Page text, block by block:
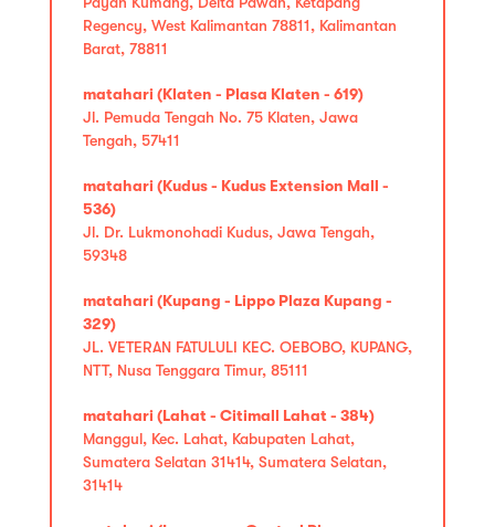
Regency, West Kalimantan 78811, Kalimantan
Barat, 78811
matahari (Klaten - Plasa Klaten - 619)
Jl. Pemuda Tengah No. 75 Klaten, Jawa
Tengah, 57411
matahari (Kudus - Kudus Extension Mall -
536)
Jl. Dr. Lukmonohadi Kudus, Jawa Tengah,
59348
matahari (Kupang - Lippo Plaza Kupang -
329)
JL. VETERAN FATULULI KEC. OEBOBO, KUPANG,
NTT, Nusa Tenggara Timur, 85111
matahari (Lahat - Citimall Lahat - 384)
Manggul, Kec. Lahat, Kabupaten Lahat,
Sumatera Selatan 31414, Sumatera Selatan,
31414